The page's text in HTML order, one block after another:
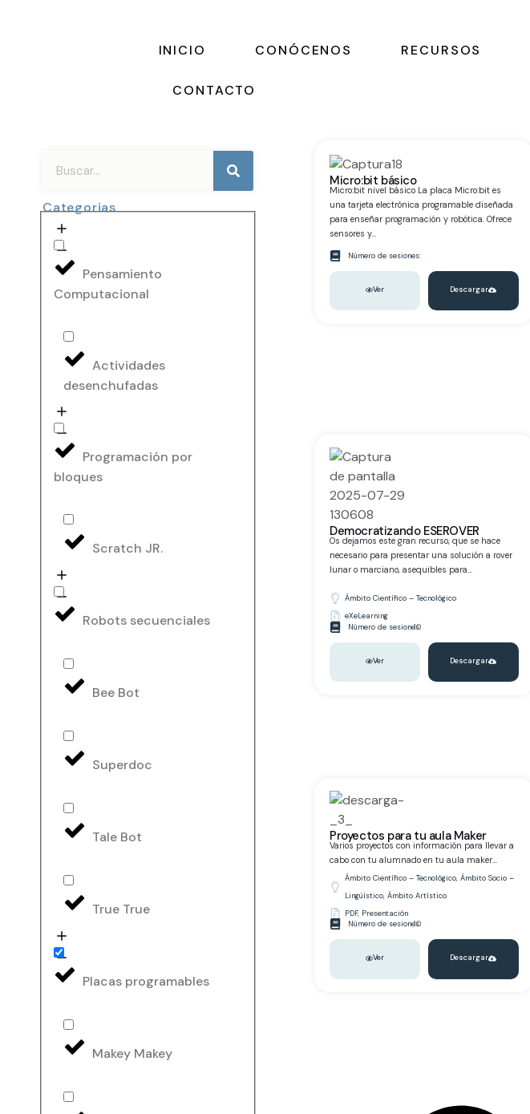
INICIO CONÓCENOS RECURSOS
CONTACTO
Categorias
Pensamiento
Computacional
Actividades
desenchufadas
Programación por
bloques
Scratch JR.
Robots secuenciales
Bee Bot
Superdoc
Tale Bot
True True
Placas programables
Makey Makey
Micro:bit básico
Micro:bit nivel básico La placa Micro:bit es
una tarjeta electrónica programable diseñada
para enseñar programación y robótica. Ofrece
sensores y...
Número de sesiones:
Ver Descargar
Democratizando ESEROVER
Os dejamos este gran recurso, que se hace
necesario para presentar una solución a rover
lunar o marciano, asequibles para...
Ámbito Científico – Tecnológico
eXeLearning
Número de sesiones:
10
Ver Descargar
Proyectos para tu aula Maker
Varios proyectos con información para llevar a
cabo con tu alumnado en tu aula maker...
Ámbito Científico – Tecnológico,Ámbito Socio –
Lingüístico,Ámbito Artístico
PDF, Presentación
Número de sesiones:
10
Ver Descargar